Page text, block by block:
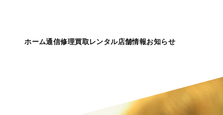
ホーム通信修理買取レンタル店舗情報お知らせ